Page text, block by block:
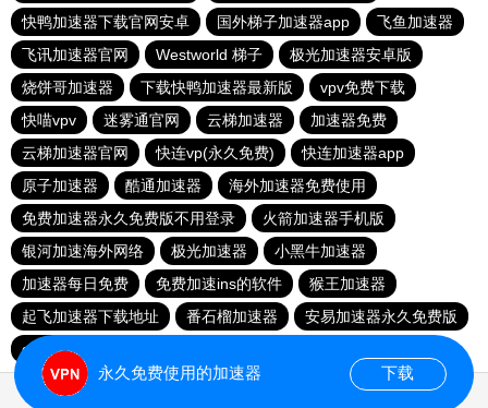
快鸭加速器下载官网安卓
国外梯子加速器app
飞鱼加速器
飞讯加速器官网
Westworld 梯子
极光加速器安卓版
烧饼哥加速器
下载快鸭加速器最新版
vpv免费下载
快喵vpv
迷雾通官网 云梯加速器
加速器免费
云梯加速器官网
快连vp(永久免费)
快连加速器app
原子加速器
酷通加速器
海外加速器免费使用
免费加速器永久免费版不用登录
火箭加速器手机版
银河加速海外网络
极光加速器
小黑牛加速器
加速器每日免费
免费加速ins的软件
猴王加速器
起飞加速器下载地址
番石榴加速器
安易加速器永久免费版
quickq官网下载
永久免费使用的加速器 下载